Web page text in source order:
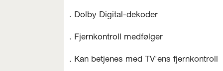
. Dolby Digital-dekoder
. Fjernkontroll medfølger
. Kan betjenes med TV'ens fjernkontroll